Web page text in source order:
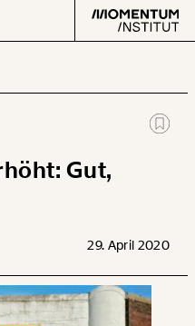
Gut,
29. April 2020